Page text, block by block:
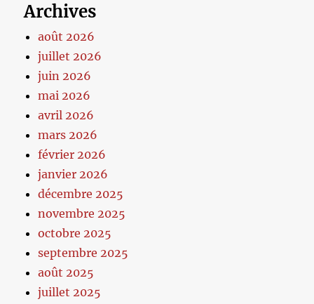
Archives
août 2026
juillet 2026
juin 2026
mai 2026
avril 2026
mars 2026
février 2026
janvier 2026
décembre 2025
novembre 2025
octobre 2025
septembre 2025
août 2025
juillet 2025